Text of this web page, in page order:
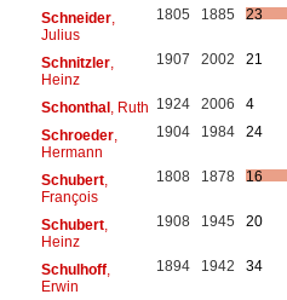
Schneider,
Julius
1805 1885 23
Schnitzler,
Heinz
1907 2002 21
Schonthal, Ruth 1924 2006
4
Schroeder,
Hermann
1904 1984 24
Schubert,
François
1808 1878 16
Schubert,
Heinz
1908 1945 20
Schulhoff,
Erwin
1894 1942 34